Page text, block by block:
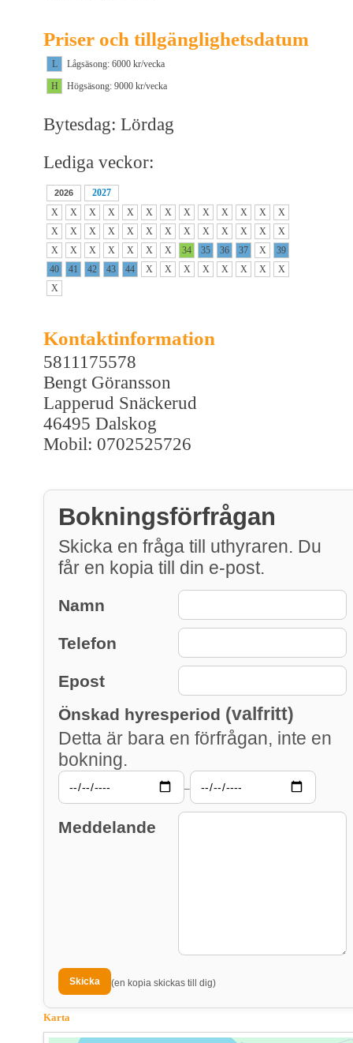
Priser och tillgänglighetsdatum
L
Lågsäsong: 6000 kr/vecka
H
Högsäsong: 9000 kr/vecka
Bytesdag: Lördag
Lediga veckor:
2026
2027
X
X X X X X X X X X X X
X
X
X X X X X X X X X X X
X
X
X X X X X X 34 35 36 37 X
39
40
41 42 43 44 X X X X X X X
X
X
Kontaktinformation
5811175578
Bengt Göransson
Lapperud Snäckerud
46495 Dalskog
Mobil: 0702525726
Bokningsförfrågan
Skicka en fråga till uthyraren. Du
får en kopia till din e-post.
Namn
Telefon
Epost
Önskad hyresperiod (valfritt)
Detta är bara en förfrågan, inte en
bokning.
–
Meddelande
(en kopia skickas till dig)
Karta